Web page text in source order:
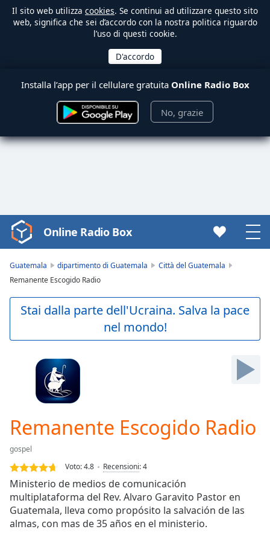
Il sito web utilizza cookies. Se continui ad utilizzare questo sito
web, significa che sei d’accordo con la nostra politica riguardo
l’uso di questi cookie.
Installa l’app per il cellulare gratuita Online Radio Box
No, grazie
Video
Player
loading.
Video
Backward
0:00
Duration-:-
0.00%
Stream
TypeLIVE
Seek to
live,
currently
behind
liveLIVE
Online Radio Box
Guatemala dipartimento di Guatemala
Città del Guatemala
Remanente Escogido Radio
Stai dalla parte dell'Ucraina. Salva la pace
nel mondo!
Remanente Escogido Radio
gospel
Voto:4.8 Recensioni:4
Ministerio de medios de comunicación
multiplataforma del Rev. Alvaro Garavito Pastor en
Guatemala, lleva como propósito la salvación de las
almas, con mas de 35 años en el ministerio.